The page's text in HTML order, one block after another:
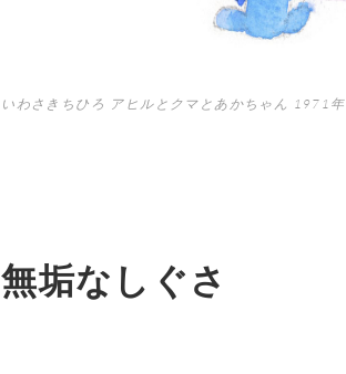
いわさきちひろ アヒルとクマとあかちゃん 1971年
無垢なしぐさ